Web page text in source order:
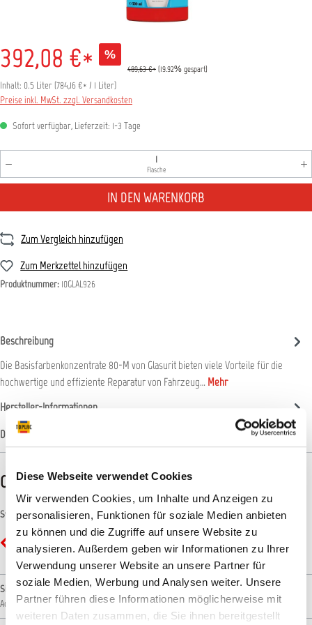
Diese Webseite verwendet Cookies
Wir verwenden Cookies, um Inhalte und Anzeigen zu
personalisieren, Funktionen für soziale Medien anbieten
zu können und die Zugriffe auf unsere Website zu
analysieren. Außerdem geben wir Informationen zu Ihrer
Verwendung unserer Website an unsere Partner für
soziale Medien, Werbung und Analysen weiter. Unsere
Partner führen diese Informationen möglicherweise mit
weiteren Daten zusammen, die Sie ihnen bereitgestellt
392,08 €* %
489,63 €* (19.92% gespart)
Inhalt: 0.5 Liter (784,16 €* / 1 Liter)
Preise inkl. MwSt. zzgl. Versandkosten
Sofort verfügbar, Lieferzeit: 1-3 Tage
Produkt Anzahl: Gib den gewünschten Wert ein oder
Flasche
IN DEN WARENKORB
Zum Vergleich hinzufügen
Zum Merkzettel hinzufügen
Produktnummer: 10GLAL926
Beschreibung
Die Basisfarbenkonzentrate 80-M von Glasurit bieten viele Vorteile für die
hochwertige und effiziente Reparatur von Fahrzeug… Mehr
Hersteller-Informationen
Datenblätter
CLP-/REACH-Hinweise
Symbole
GHS07 - Ausrufezeichen: Gesundheitsgefahr
Signalwort
Achtung!